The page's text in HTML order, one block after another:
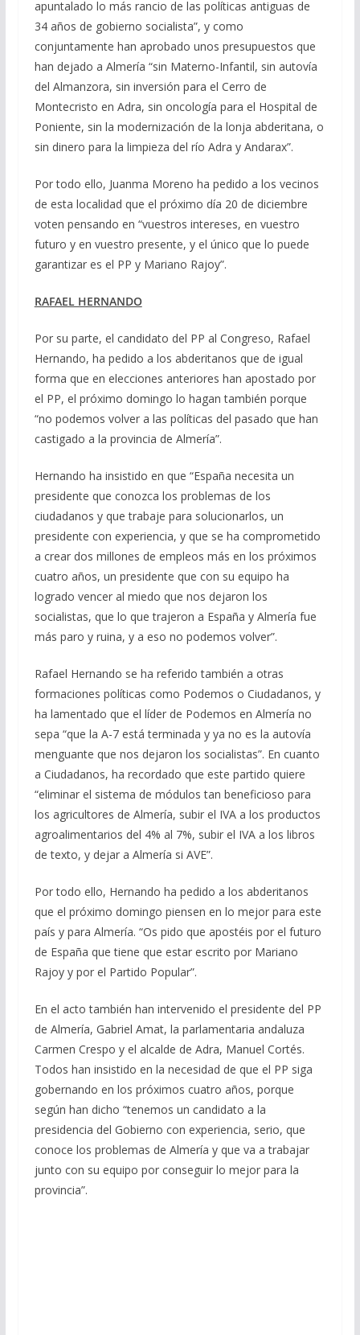
apuntalado lo más rancio de las políticas antiguas de
34 años de gobierno socialista”, y como
conjuntamente han aprobado unos presupuestos que
han dejado a Almería “sin Materno-Infantil, sin autovía
del Almanzora, sin inversión para el Cerro de
Montecristo en Adra, sin oncología para el Hospital de
Poniente, sin la modernización de la lonja abderitana, o
sin dinero para la limpieza del río Adra y Andarax”.
Por todo ello, Juanma Moreno ha pedido a los vecinos
de esta localidad que el próximo día 20 de diciembre
voten pensando en “vuestros intereses, en vuestro
futuro y en vuestro presente, y el único que lo puede
garantizar es el PP y Mariano Rajoy”.
RAFAEL HERNANDO
Por su parte, el candidato del PP al Congreso, Rafael
Hernando, ha pedido a los abderitanos que de igual
forma que en elecciones anteriores han apostado por
el PP, el próximo domingo lo hagan también porque
“no podemos volver a las políticas del pasado que han
castigado a la provincia de Almería”.
Hernando ha insistido en que “España necesita un
presidente que conozca los problemas de los
ciudadanos y que trabaje para solucionarlos, un
presidente con experiencia, y que se ha comprometido
a crear dos millones de empleos más en los próximos
cuatro años, un presidente que con su equipo ha
logrado vencer al miedo que nos dejaron los
socialistas, que lo que trajeron a España y Almería fue
más paro y ruina, y a eso no podemos volver”.
Rafael Hernando se ha referido también a otras
formaciones políticas como Podemos o Ciudadanos, y
ha lamentado que el líder de Podemos en Almería no
sepa “que la A-7 está terminada y ya no es la autovía
menguante que nos dejaron los socialistas”. En cuanto
a Ciudadanos, ha recordado que este partido quiere
“eliminar el sistema de módulos tan beneficioso para
los agricultores de Almería, subir el IVA a los productos
agroalimentarios del 4% al 7%, subir el IVA a los libros
de texto, y dejar a Almería si AVE”.
Por todo ello, Hernando ha pedido a los abderitanos
que el próximo domingo piensen en lo mejor para este
país y para Almería. “Os pido que apostéis por el futuro
de España que tiene que estar escrito por Mariano
Rajoy y por el Partido Popular”.
En el acto también han intervenido el presidente del PP
de Almería, Gabriel Amat, la parlamentaria andaluza
Carmen Crespo y el alcalde de Adra, Manuel Cortés.
Todos han insistido en la necesidad de que el PP siga
gobernando en los próximos cuatro años, porque
según han dicho “tenemos un candidato a la
presidencia del Gobierno con experiencia, serio, que
conoce los problemas de Almería y que va a trabajar
junto con su equipo por conseguir lo mejor para la
provincia”.